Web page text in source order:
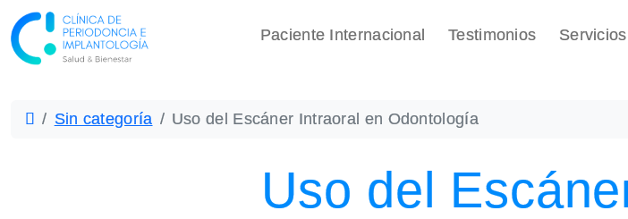
Paciente Internacional Testimonios Servicios
Sin categoría Uso del Escáner Intraoral en Odontología
Uso del